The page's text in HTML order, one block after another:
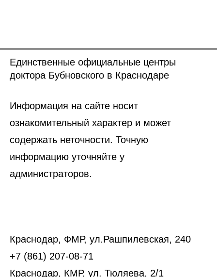
Единственные официальные центры
доктора Бубновского в Краснодаре
Информация на сайте носит
ознакомительный характер и может
содержать неточности. Точную
информацию уточняйте у
администраторов.
Краснодар, ФМР, ул.Рашпилевская, 240
+7 (861) 207-08-71
Краснодар, КМР, ул. Тюляева, 2/1